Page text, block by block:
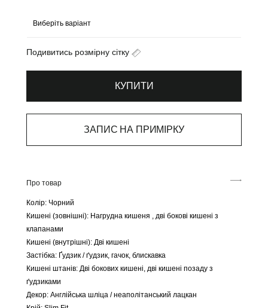
Подивитись розмірну сітку
КУПИТИ
ЗАПИС НА ПРИМІРКУ
Про товар
Колір: Чорний
Кишені (зовнішні): Нагрудна кишеня , дві бокові кишені з
клапанами
Кишені (внутрішні): Дві кишені
Застібка: Ґудзик / ґудзик, гачок, блискавка
Кишені штанів: Дві бокових кишені, дві кишені позаду з
ґудзиками
Декор: Англійська шліца / неаполітанський лацкан